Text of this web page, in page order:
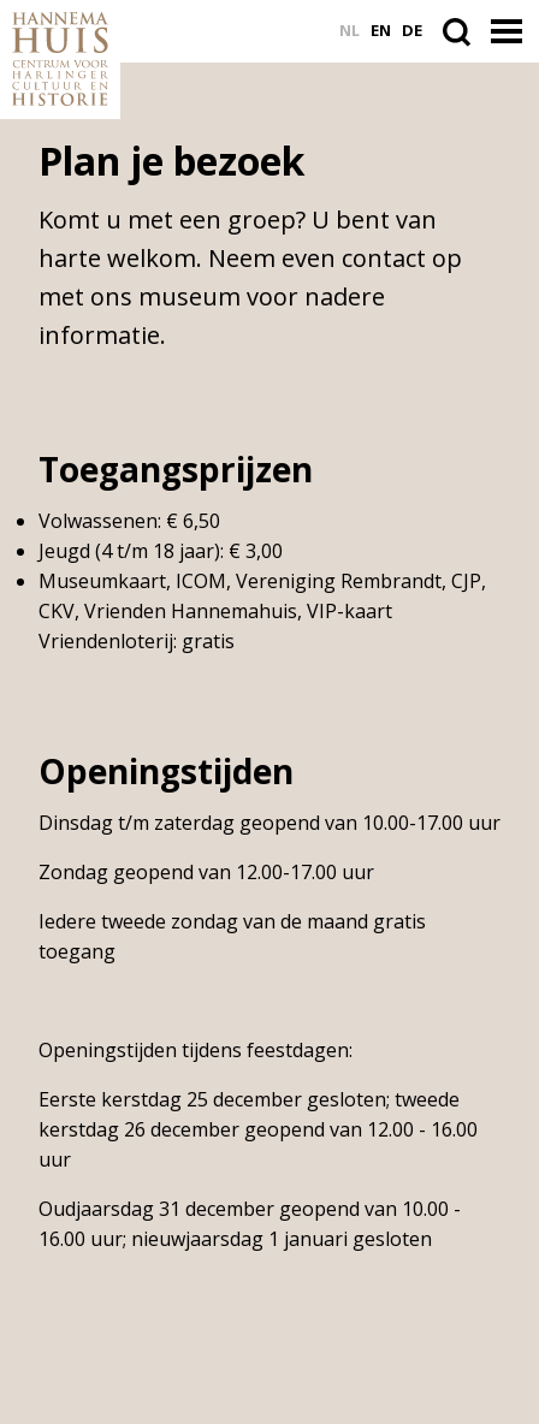
NL EN DE
Plan je bezoek
Komt u met een groep? U bent van
harte welkom. Neem even contact op
met ons museum voor nadere
informatie.
Toegangsprijzen
Volwassenen: € 6,50
Jeugd (4 t/m 18 jaar): € 3,00
Museumkaart, ICOM, Vereniging Rembrandt, CJP,
CKV, Vrienden Hannemahuis, VIP-kaart
Vriendenloterij: gratis
Openingstijden
Dinsdag t/m zaterdag geopend van 10.00-17.00 uur
Zondag geopend van 12.00-17.00 uur
Iedere tweede zondag van de maand gratis
toegang
Openingstijden tijdens feestdagen:
Eerste kerstdag 25 december gesloten; tweede
kerstdag 26 december geopend van 12.00 - 16.00
uur
Oudjaarsdag 31 december geopend van 10.00 -
16.00 uur; nieuwjaarsdag 1 januari gesloten
ACTUEEL
VASTE COLLECTIE
PLAN JE BEZOEK
WORD VRIEND
binnen
de
website
Toegangsprijzen
Openingstijden
Bereikbaarheid
Educatie
Winkel
Contact
Over
het
Hannemahuis